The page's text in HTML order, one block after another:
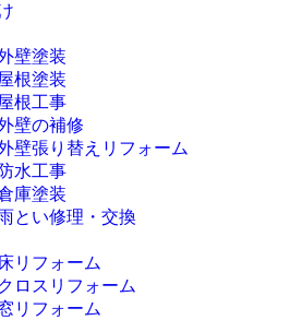
壁塗装
屋根塗装
屋根工事
壁の補修
壁張り替えリフォーム
防水工事
庫塗装
とい修理・交換
床リフォーム
クロスリフォーム
リフォーム